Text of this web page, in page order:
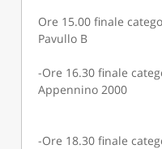
Ore 15.00 finale
Pavullo B
-Ore 16.30 finale
Appennino 2000
-Ore 18.30 finale